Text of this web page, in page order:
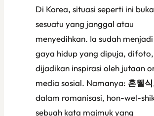
Di Korea, situasi seperti ini
sesuatu yang janggal atau
menyedihkan. Ia sudah
gaya hidup yang dipuja,
dijadikan inspirasi oleh jutaan
media sosial. Namanya: 혼웰식
dalam romanisasi, hon-wel-
sebuah kata majmuk yang